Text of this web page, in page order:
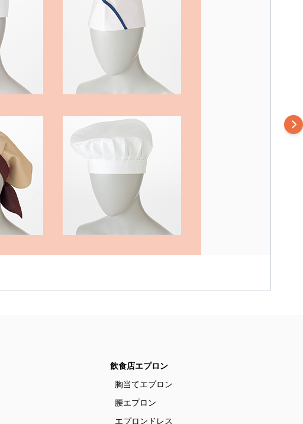
飲食店エプロン
胸当てエプロン
腰エプロン
エプロンドレス